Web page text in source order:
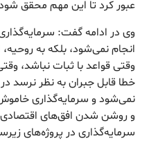
عبور کرد تا این مهم محقق
وی در ادامه گفت:
انجام نمی‌شود، بلکه به
وقتی قواعد با ثبات نباشد،
خطا قابل جبران به نظر نرسد
نمی‌شود و سرمایه‌گذاری
و روشن شدن افق‌های اقتصادی
سرمایه‌گذاری در پروژه‌های